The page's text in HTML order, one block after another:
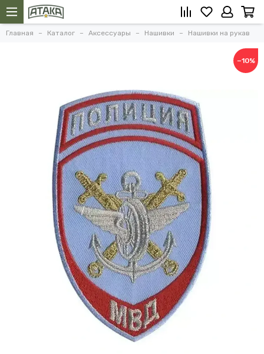
Главная Каталог Аксессуары Нашивки Нашивки на рукав
−10%